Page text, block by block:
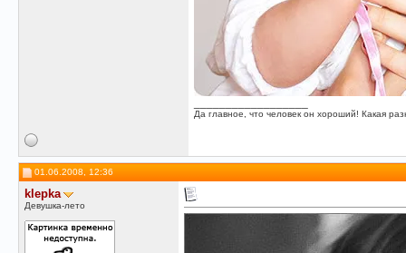
Да главное, что человек он хороший! Какая
01.06.2008, 12:36
klepka
Девушка-лето